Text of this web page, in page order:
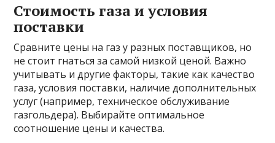
Стоимость газа и условия
поставки
Сравните цены на газ у разных поставщиков, но
не стоит гнаться за самой низкой ценой. Важно
учитывать и другие факторы, такие как качество
газа, условия поставки, наличие дополнительных
услуг (например, техническое обслуживание
газгольдера). Выбирайте оптимальное
соотношение цены и качества.